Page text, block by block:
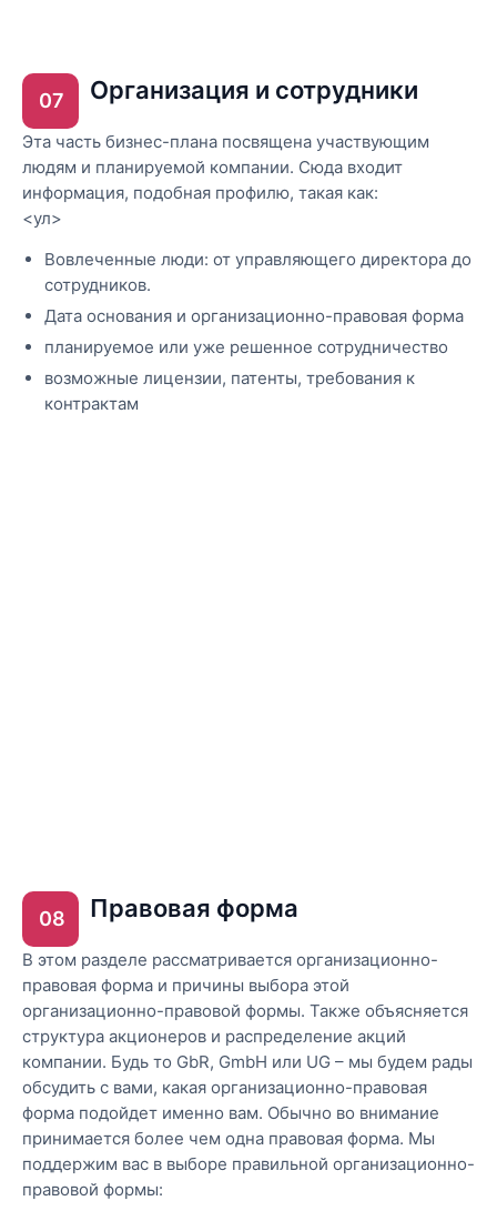
07 Организация и сотрудники
Эта часть бизнес-плана посвящена участвующим
людям и планируемой компании. Сюда входит
информация, подобная профилю, такая как:
<ул>
Вовлеченные люди: от управляющего директора до
сотрудников.
Дата основания и организационно-правовая форма
планируемое или уже решенное сотрудничество
возможные лицензии, патенты, требования к
контрактам
08 Правовая форма
В этом разделе рассматривается организационно-
правовая форма и причины выбора этой
организационно-правовой формы. Также объясняется
структура акционеров и распределение акций
компании. Будь то GbR, GmbH или UG – мы будем рады
обсудить с вами, какая организационно-правовая
форма подойдет именно вам. Обычно во внимание
принимается более чем одна правовая форма. Мы
поддержим вас в выборе правильной организационно-
правовой формы: